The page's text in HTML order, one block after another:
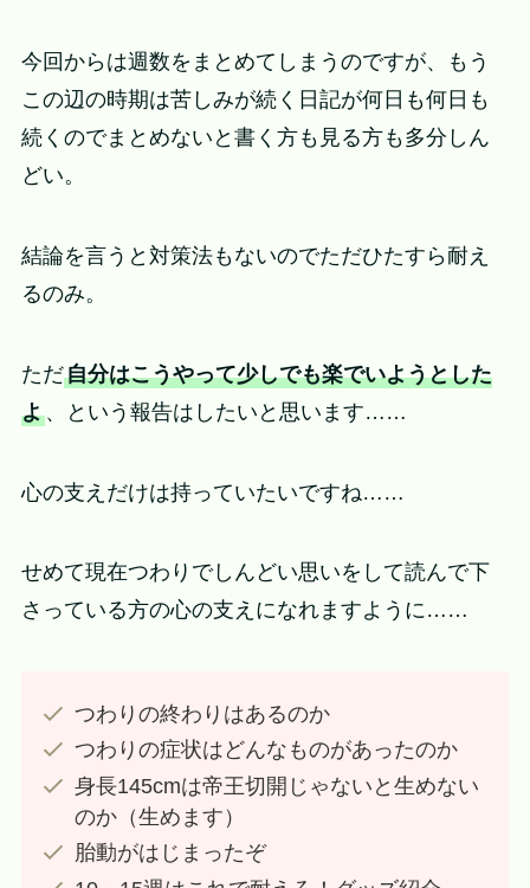
今回からは週数をまとめてしまうのですが、もう
この辺の時期は苦しみが続く日記が何日も何日も
続くのでまとめないと書く方も見る方も多分しん
どい。
結論を言うと対策法もないのでただひたすら耐え
るのみ。
ただ自分はこうやって少しでも楽でいようとした
よ、という報告はしたいと思います……
心の支えだけは持っていたいですね……
せめて現在つわりでしんどい思いをして読んで下
さっている方の心の支えになれますように……
つわりの終わりはあるのか
つわりの症状はどんなものがあったのか
身長145cmは帝王切開じゃないと生めない
のか（生めます）
胎動がはじまったぞ